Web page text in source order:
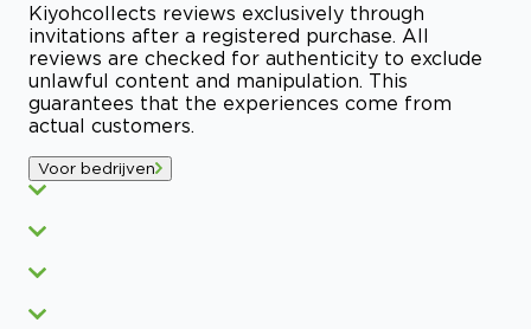
Kiyohcollects reviews exclusively through
invitations after a registered purchase. All
reviews are checked for authenticity to exclude
unlawful content and manipulation. This
guarantees that the experiences come from
actual customers.
Voor bedrijven